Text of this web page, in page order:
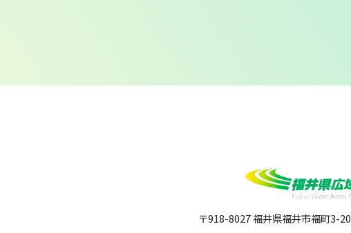
〒918-8027 福井県福井市福町3-20